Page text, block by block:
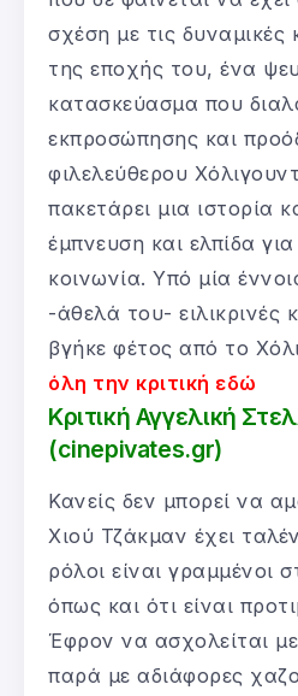
σχέση με τις δυναμικές
της εποχής του, ένα
κατασκεύασμα που
εκπροσώπησης και
φιλελεύθερου
πακετάρει μια ιστορία
έμπνευση και ελπίδα
κοινωνία. Υπό μία
-άθελά του- ειλικρινές
βγήκε φέτος από το
όλη την κριτική εδώ
Κριτική Αγγελική
(cinepivates.gr)
Κανείς δεν μπορεί να
Χιού Τζάκμαν έχει
ρόλοι είναι γραμμένοι
όπως και ότι είναι
Έφρον να ασχολείται
παρά με αδιάφορες